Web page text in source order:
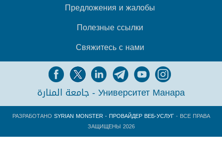
Предложения и жалобы
Полезные ссылки
Свяжитесь с нами
جامعة المنارة - Университет Манара
РАЗРАБОТАНО SYRIAN MONSTER - ПРОВАЙДЕР ВЕБ-УСЛУГ- ВСЕ ПРАВА
ЗАЩИЩЕНЫ 2026